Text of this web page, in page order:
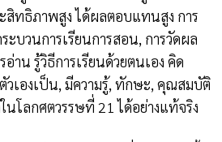
ทธิภาพสูง ได้ผลตอบแทนสูง การ
บวนการเรียนการสอน, การวัดผล
อ่าน รู้วิธีการเรียนด้วยตนเอง คิด
วเองเป็น, มีความรู้, ทักษะ, คุณสมบัติ
โลกศตวรรษที่ 21 ได้อย่างแท้จริง